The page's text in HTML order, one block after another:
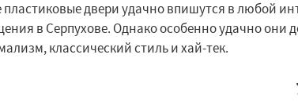
пластиковые двери удачно впишутся в любой
в Серпухове. Однако особенно удачно они
классический стиль и хай-тек.